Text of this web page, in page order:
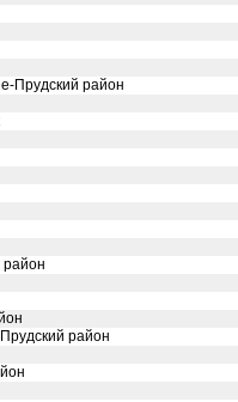
Прудский район
район